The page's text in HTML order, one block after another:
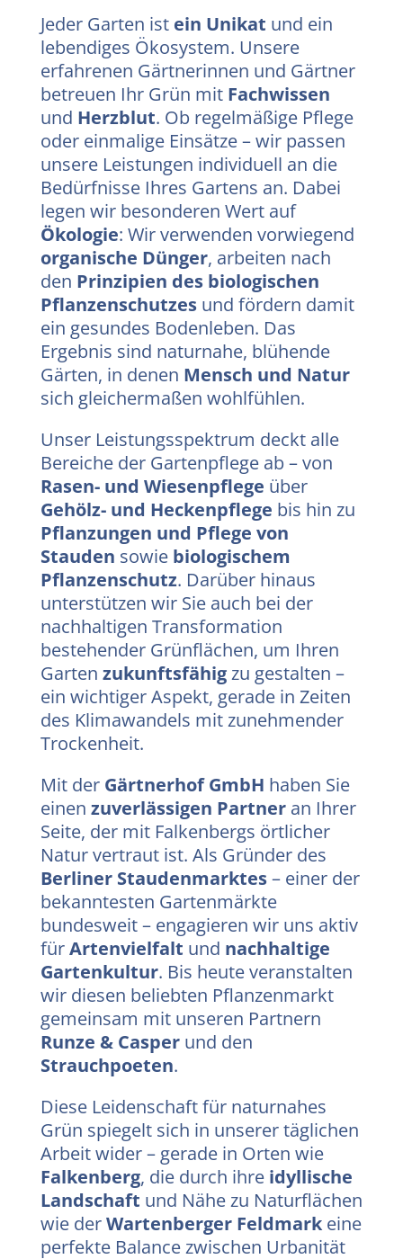
Jeder Garten ist ein Unikat und ein
lebendiges Ökosystem. Unsere
erfahrenen Gärtnerinnen und Gärtner
betreuen Ihr Grün mit Fachwissen
und Herzblut. Ob regelmäßige Pflege
oder einmalige Einsätze – wir passen
unsere Leistungen individuell an die
Bedürfnisse Ihres Gartens an. Dabei
legen wir besonderen Wert auf
Ökologie: Wir verwenden vorwiegend
organische Dünger, arbeiten nach
den Prinzipien des biologischen
Pflanzenschutzesund fördern damit
ein gesundes Bodenleben. Das
Ergebnis sind naturnahe, blühende
Gärten, in denen Mensch und Natur
sich gleichermaßen wohlfühlen.
Unser Leistungsspektrum deckt alle
Bereiche der Gartenpflege ab – von
Rasen- und Wiesenpflege über
Gehölz- und Heckenpflege bis hin zu
Pflanzungen und Pflege von
Stauden sowie biologischem
Pflanzenschutz. Darüber hinaus
unterstützen wir Sie auch bei der
nachhaltigen Transformation
bestehender Grünflächen, um Ihren
Garten zukunftsfähigzu gestalten –
ein wichtiger Aspekt, gerade in Zeiten
des Klimawandels mit zunehmender
Trockenheit.
Mit der Gärtnerhof GmbH haben Sie
einen zuverlässigen Partneran Ihrer
Seite, der mit Falkenbergs örtlicher
Natur vertraut ist. Als Gründer des
Berliner Staudenmarktes– einer der
bekanntesten Gartenmärkte
bundesweit – engagieren wir uns aktiv
fürArtenvielfalt und nachhaltige
Gartenkultur. Bis heute veranstalten
wir diesen beliebten Pflanzenmarkt
gemeinsam mit unseren Partnern
Runze & Casperund den
Strauchpoeten.
Diese Leidenschaft für naturnahes
Grün spiegelt sich in unserer täglichen
Arbeit wider – gerade in Orten wie
Falkenberg, die durch ihre idyllische
Landschaft und Nähe zu Naturflächen
wie derWartenberger Feldmarkeine
perfekte Balance zwischen Urbanität